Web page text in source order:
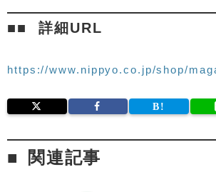
詳細URL
https://www.nippyo.co.jp/shop/
関連記事